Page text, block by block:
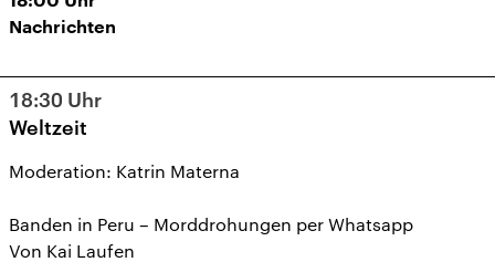
Nachrichten
18:30 Uhr
Weltzeit
Moderation: Katrin Materna
Banden in Peru – Morddrohungen per Whatsapp
Von Kai Laufen